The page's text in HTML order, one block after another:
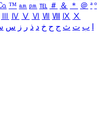
™ ㏂ ㏘ ℡ ＃ ＆ ＊ ＠ ª º
Ⅳ Ⅴ Ⅵ Ⅶ Ⅷ Ⅸ Ⅹ
ب ت ث ج ح خ د ذ ر ز س